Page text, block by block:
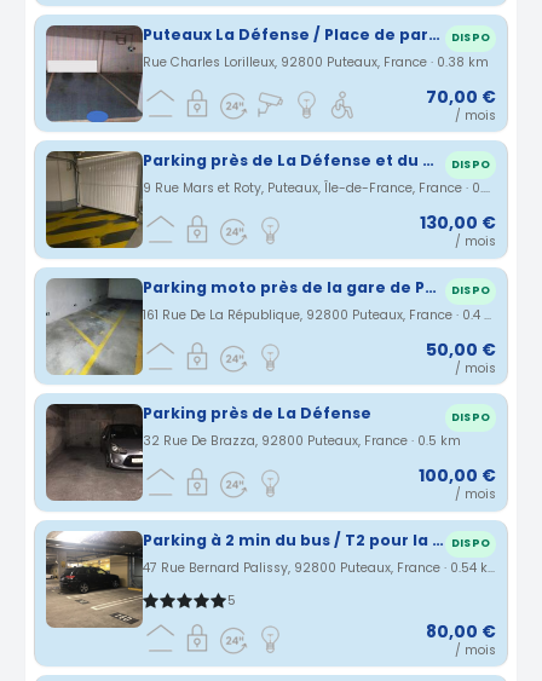
Puteaux La Défense / Place de parking sous-terrain DISPO
Rue Charles Lorilleux, 92800 Puteaux, France · 0.38 km
70,00 €
/ mois
Parking près de La Défense et du pont de Puteaux DISPO
9 Rue Mars et Roty, Puteaux, Île-de-France, France · 0.38 km
130,00 €
/ mois
Parking moto près de la gare de Puteaux DISPO
161 Rue De La République, 92800 Puteaux, France · 0.4 km
50,00 €
/ mois
Parking près de La Défense DISPO
32 Rue De Brazza, 92800 Puteaux, France · 0.5 km
100,00 €
/ mois
Parking à 2 min du bus / T2 pour la Défense / Uarena DISPO
47 Rue Bernard Palissy, 92800 Puteaux, France · 0.54 km
5
80,00 €
/ mois